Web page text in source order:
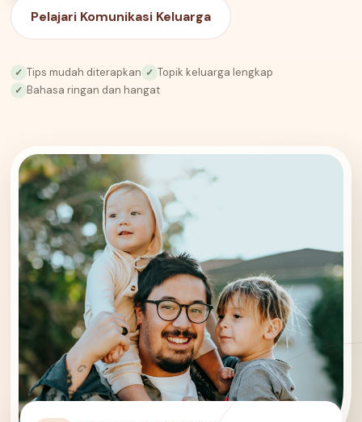
Pelajari Komunikasi Keluarga
✓ Tips mudah diterapkan ✓ Topik keluarga lengkap
✓ Bahasa ringan dan hangat